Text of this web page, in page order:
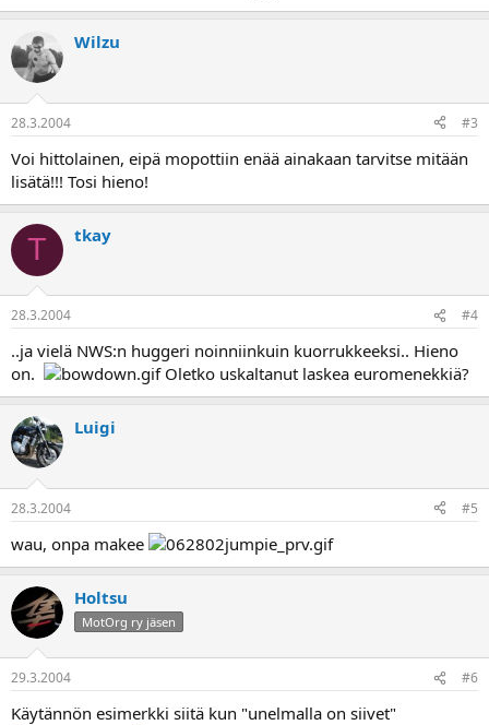
Wilzu
28.3.2004 #3
Voi hittolainen, eipä mopottiin enää ainakaan tarvitse mitään
lisätä!!! Tosi hieno!
T tkay
28.3.2004 #4
..ja vielä NWS:n huggeri noinniinkuin kuorrukkeeksi.. Hieno
on.
Oletko uskaltanut laskea euromenekkiä?
Luigi
28.3.2004 #5
wau, onpa makee
Holtsu
MotOrg ry jäsen
29.3.2004 #6
Käytännön esimerkki siitä kun "unelmalla on siivet"